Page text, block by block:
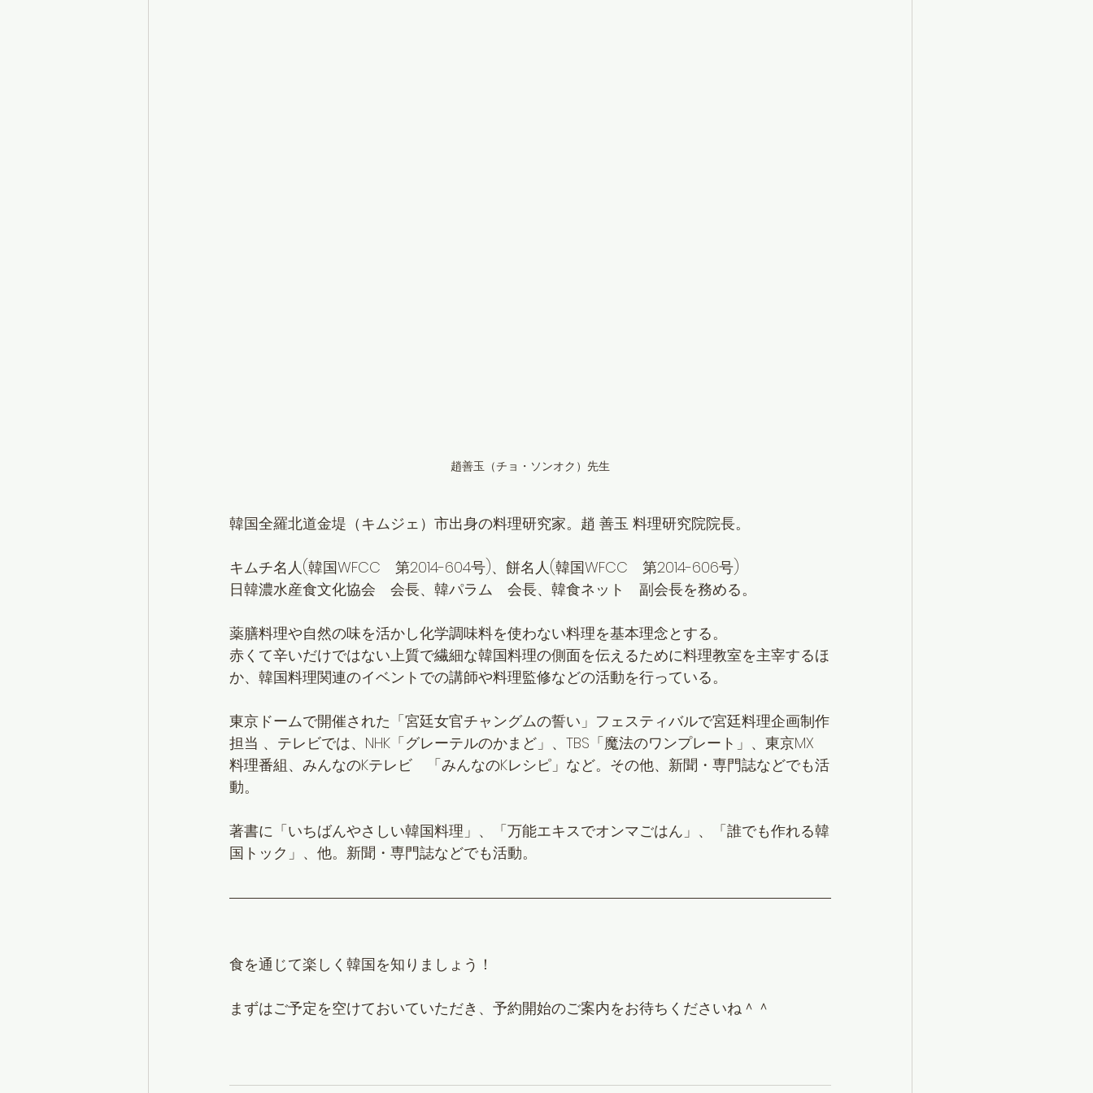
趙善玉（チョ・ソンオク）先生
韓国全羅北道金堤（キムジェ）市出身の料理研究家。趙 善玉 料理研究院院長。
キムチ名人(韓国WFCC　第2014-604号)、餅名人(韓国WFCC　第2014-606号)
日韓濃水産食文化協会　会長、韓パラム　会長、韓食ネット　副会長を務める。
薬膳料理や自然の味を活かし化学調味料を使わない料理を基本理念とする。
赤くて辛いだけではない上質で繊細な韓国料理の側面を伝えるために料理教室を主宰するほ
か、韓国料理関連のイベントでの講師や料理監修などの活動を行っている。
東京ドームで開催された「宮廷女官チャングムの誓い」フェスティバルで宮廷料理企画制作
担当 、テレビでは、NHK「グレーテルのかまど」、TBS「魔法のワンプレート」、東京MX
料理番組、みんなのKテレビ　「みんなのKレシピ」など。その他、新聞・専門誌などでも活
動。
著書に「いちばんやさしい韓国料理」、「万能エキスでオンマごはん」、「誰でも作れる韓
国トック」、他。新聞・専門誌などでも活動。
食を通じて楽しく韓国を知りましょう！
まずはご予定を空けておいていただき、予約開始のご案内をお待ちくださいね＾＾